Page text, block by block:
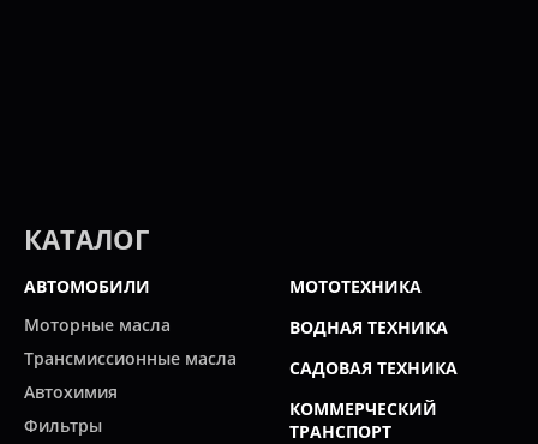
КАТАЛОГ
АВТОМОБИЛИ
Моторные масла
Трансмиссионные масла
Автохимия
Фильтры
МОТОТЕХНИКА
ВОДНАЯ ТЕХНИКА
САДОВАЯ ТЕХНИКА
КОММЕРЧЕСКИЙ
ТРАНСПОРТ